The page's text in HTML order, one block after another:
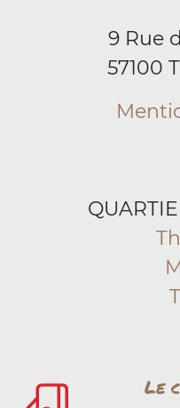
9 Rue
57100
Le